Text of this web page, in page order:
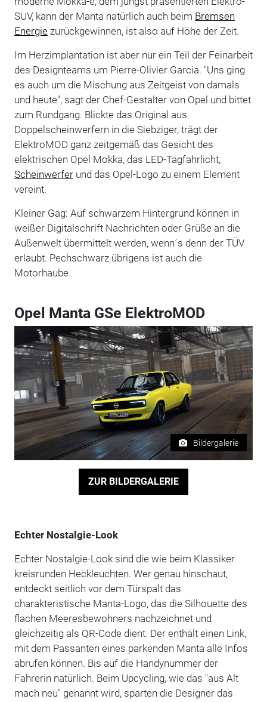
SUV, kann der Manta natürlich auch beim Bremsen
Energiezurückgewinnen, ist also auf Höhe der Zeit.
Im Herzimplantation ist aber nur ein Teil der Feinarbeit
des Designteams um Pierre-Olivier Garcia. "Uns ging
es auch um die Mischung aus Zeitgeist von damals
und heute", sagt der Chef-Gestalter von Opel und bittet
zum Rundgang. Blickte das Original aus
Doppelscheinwerfern in die Siebziger, trägt der
ElektroMOD ganz zeitgemäß das Gesicht des
elektrischen Opel Mokka, das LED-Tagfahrlicht,
Scheinwerferund das Opel-Logo zu einem Element
vereint.
Kleiner Gag: Auf schwarzem Hintergrund können in
weißer Digitalschrift Nachrichten oder Grüße an die
Außenwelt übermittelt werden, wenn´s denn der TÜV
erlaubt. Pechschwarz übrigens ist auch die
Motorhaube.
Opel Manta GSe ElektroMOD
Bildergalerie
ZUR BILDERGALERIE
Echter Nostalgie-Look
Echter Nostalgie-Look sind die wie beim Klassiker
kreisrunden Heckleuchten. Wer genau hinschaut,
entdeckt seitlich vor dem Türspalt das
charakteristische Manta-Logo, das die Silhouette des
flachen Meeresbewohners nachzeichnet und
gleichzeitig als QR-Code dient. Der enthält einen Link,
mit dem Passanten eines parkenden Manta alle Infos
abrufen können. Bis auf die Handynummer der
Fahrerin natürlich. Beim Upcycling, wie das "aus Alt
mach neu" genannt wird, sparten die Designer das